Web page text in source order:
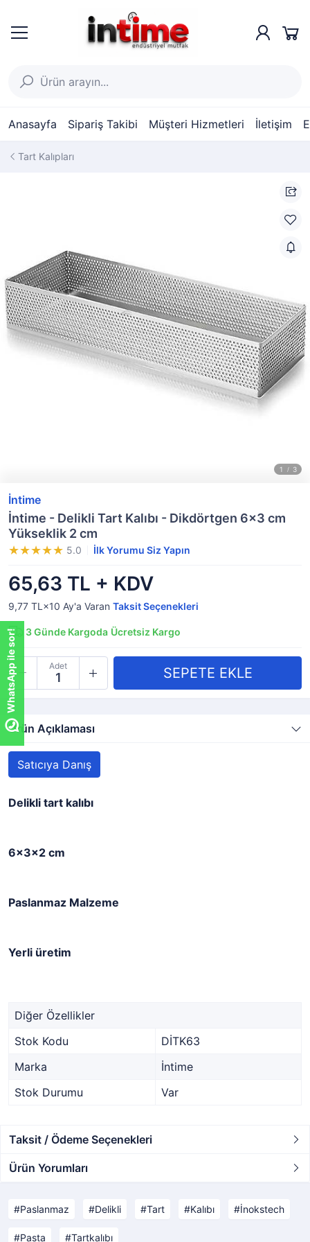
Anasayfa Sipariş Takibi Müşteri Hizmetleri İletişim
Tart Kalıpları
İntime
İntime - Delikli Tart Kalıbı - Dikdörtgen 6x3 cm
Yükseklik 2 cm
5.0 İlk Yorumu Siz Yapın
65,63 TL + KDV
9,77 TL×10 Ay'a Varan Taksit Seçenekleri
3Günde Kargoda Ücretsiz Kargo
Adet
Ürün Açıklaması
Satıcıya Danış
Delikli tart kalıbı
6x3x2 cm
Paslanmaz Malzeme
Yerli üretim
Diğer Özellikler
Stok Kodu
DİTK63
Marka
İntime
Stok Durumu
Var
Taksit / Ödeme Seçenekleri
Ürün Yorumları
Paslanmaz Delikli Tart Kalıbı İnokstech
Pasta Tartkalıbı
WhatsApp ile sor!